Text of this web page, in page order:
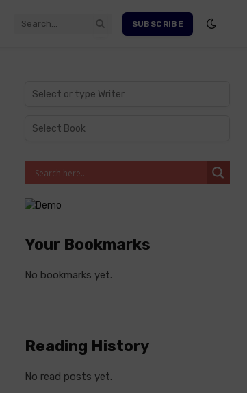
SUBSCRIBE
Your Bookmarks
No bookmarks yet.
Reading History
No read posts yet.